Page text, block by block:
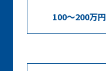
100～200万円